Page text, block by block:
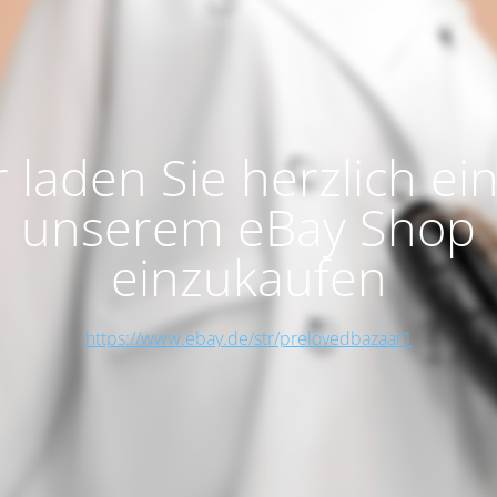
laden Sie herzlich
unserem eBay Shop
einzukaufen
https://www.ebay.de/str/prelovedbazaar1